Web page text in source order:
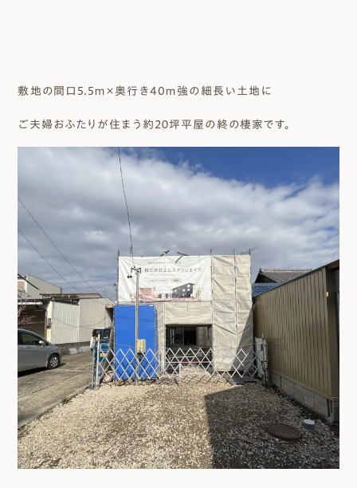
敷地の間口5.5ｍ×奥行き40ｍ強の細長い土地に
ご夫婦おふたりが住まう約２０坪平屋の終の棲家です。